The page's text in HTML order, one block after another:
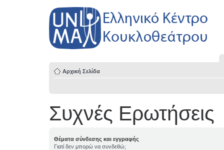
Αρχική Σελίδα
Συχνές Ερωτήσεις
Θέματα σύνδεσης και εγγραφής
Γιατί δεν μπορώ να συνδεθώ;